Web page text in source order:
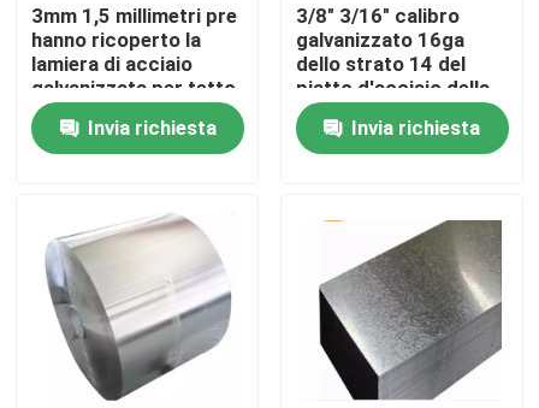
Controllo di qualità
Contattici
Tubo rotondo di acciaio inossidabile
Tubo saldato di acciaio inossidabile
Tubo senza cuciture di acciaio inossidabile
3mm 1,5 millimetri pre
hanno ricoperto la
lamiera di acciaio
galvanizzata per tetto
Invia richiesta
3/8" 3/16" calibro
galvanizzato 16ga
dello strato 14 del
piatto d'acciaio della
immersione calda
Invia richiesta